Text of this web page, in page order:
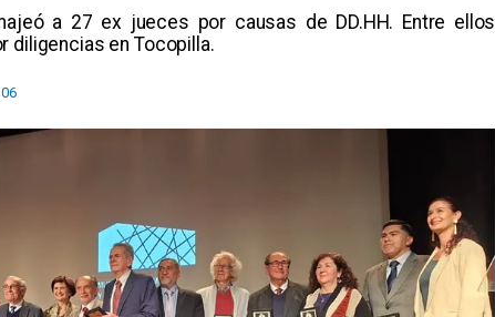
a 27 ex jueces por causas de DD.HH. Entre ellos
diligencias en Tocopilla.